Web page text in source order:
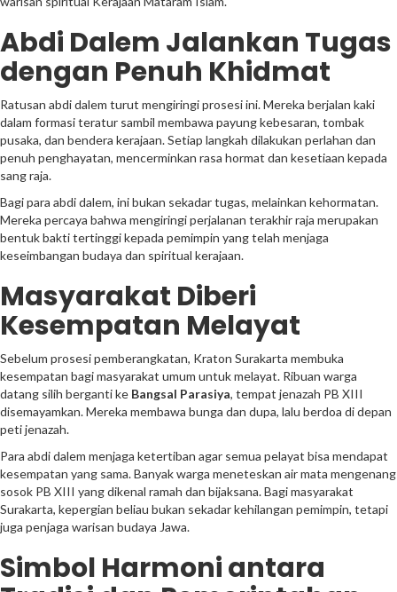
Abdi Dalem Jalankan Tugas
dengan Penuh Khidmat
Ratusan abdi dalem turut mengiringi prosesi ini. Mereka berjalan kaki
dalam formasi teratur sambil membawa payung kebesaran, tombak
pusaka, dan bendera kerajaan. Setiap langkah dilakukan perlahan dan
penuh penghayatan, mencerminkan rasa hormat dan kesetiaan kepada
sang raja.
Bagi para abdi dalem, ini bukan sekadar tugas, melainkan kehormatan.
Mereka percaya bahwa mengiringi perjalanan terakhir raja merupakan
bentuk bakti tertinggi kepada pemimpin yang telah menjaga
keseimbangan budaya dan spiritual kerajaan.
Masyarakat Diberi
Kesempatan Melayat
Sebelum prosesi pemberangkatan, Kraton Surakarta membuka
kesempatan bagi masyarakat umum untuk melayat. Ribuan warga
datang silih berganti ke Bangsal Parasiya, tempat jenazah PB XIII
disemayamkan. Mereka membawa bunga dan dupa, lalu berdoa di depan
peti jenazah.
Para abdi dalem menjaga ketertiban agar semua pelayat bisa mendapat
kesempatan yang sama. Banyak warga meneteskan air mata mengenang
sosok PB XIII yang dikenal ramah dan bijaksana. Bagi masyarakat
Surakarta, kepergian beliau bukan sekadar kehilangan pemimpin, tetapi
juga penjaga warisan budaya Jawa.
Simbol Harmoni antara